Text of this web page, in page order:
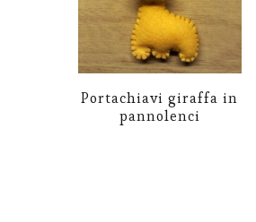
Portachiavi giraffa in
pannolenci